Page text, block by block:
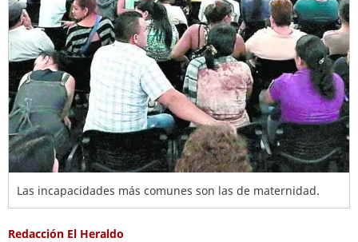
Las incapacidades más comunes son las de maternidad.
Redacción El Heraldo